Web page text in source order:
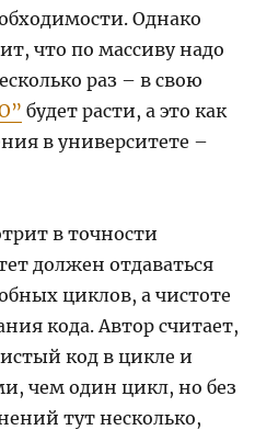
Однако
что по массиву надо
раз – в свою
будет расти, а это как
в университете –
в точности
должен отдаваться
циклов, а чистоте
кода. Автор считает,
код в цикле и
чем один цикл, но без
тут несколько,